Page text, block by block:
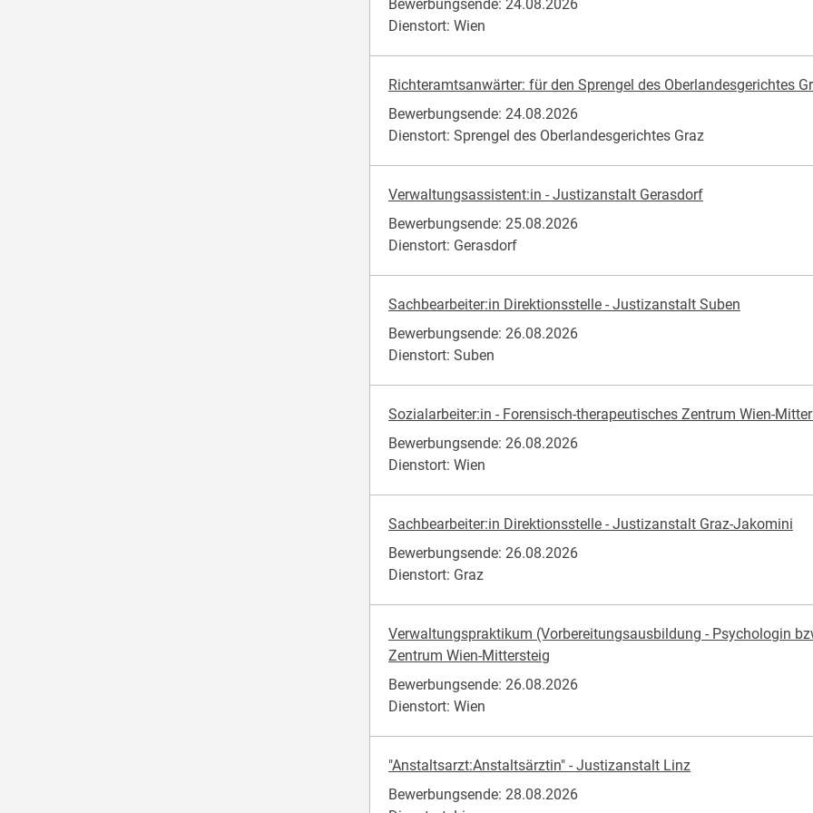
Bewerbungsende: 24.08.2026
Dienstort: Wien
Richteramtsanwärter: für den Sprengel des Oberlandesgerichtes
Bewerbungsende: 24.08.2026
Dienstort: Sprengel des Oberlandesgerichtes Graz
Verwaltungsassistent:in - Justizanstalt Gerasdorf
Bewerbungsende: 25.08.2026
Dienstort: Gerasdorf
Sachbearbeiter:in Direktionsstelle - Justizanstalt Suben
Bewerbungsende: 26.08.2026
Dienstort: Suben
Sozialarbeiter:in - Forensisch-therapeutisches Zentrum Wien-
Bewerbungsende: 26.08.2026
Dienstort: Wien
Sachbearbeiter:in Direktionsstelle - Justizanstalt Graz-Jakomini
Bewerbungsende: 26.08.2026
Dienstort: Graz
Verwaltungspraktikum (Vorbereitungsausbildung - Psychologin
Zentrum Wien-Mittersteig
Bewerbungsende: 26.08.2026
Dienstort: Wien
"Anstaltsarzt:Anstaltsärztin" - Justizanstalt Linz
Bewerbungsende: 28.08.2026